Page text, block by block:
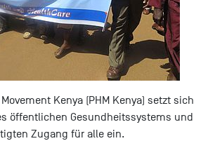
Kenya (PHM Kenya) setzt sich
öffentlichen Gesundheitssystems und
Zugang für alle ein.